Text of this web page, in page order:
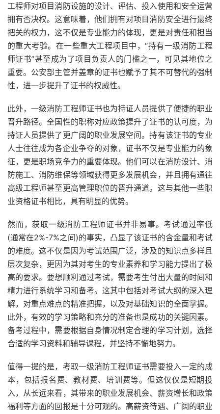
工程师对项目消防设施的设计、评估、投入使用和安全运营
拥有否决权。这意味着，他们拥有对项目消防安全进行最终
把关的权力，这不仅是专业能力的体现，更是对责任和担当
的重大考验。在一些重大工程项目中，“持有一级消防工程
师证书”甚至成为了项目负责人的门槛之一，可见其地位之
重要。公安部主管并盖章的证书也赋予了其不可替代的强制
性，进一步提升了证书的权威性。
此外，一级消防工程师证书也为持证人员提供了便捷的职业
晋升路径。全国性的职称对应政策提升了证书的认可度，为
持证人员提供了更广阔的职业发展空间。持有该证书的专业
人士往往成为各企业争夺的对象，证书不仅是专业能力的象
征，更是职场竞争力的重要体现。他们可以在消防设计、消
防施工、消防维保等领域获得更多发展机会，并且拥有通往
高级工程师甚至更高管理职位的晋升通道。这与其他一些职
业资格证书相比，具有明显的优势。
然而，获取一级消防工程师证书并非易事。考试通过率低
(通常在2%-7%之间)的事实，凸显了该证书的含金量和考试
的难度。这不仅是因为考试范围广泛，涉及的知识点多样且
层次复杂，更因为其对考生的专业素养和学习能力提出了极
高的要求。要想顺利通过考试，需要考生付出大量的时间和
精力进行系统学习和备考。这其中包括对考试大纲的深入理
解，对重点难点的精准把握，以及对基础知识的全面掌握。
此外，有效的学习策略和充分的准备也是成功的关键因素。
备考过程中，需要根据自身情况制定合理的学习计划，选择
合适的学习资料和辅导课程，并坚持不懈地努力。
值得一提的是，考取一级消防工程师证书需要投入一定的成
本，包括报名费、教材费、培训费等。但这仅仅是短期投
入，从长远来看，其带来的职业发展机会、薪资增长和政策
福利等方面的回报是十分可观的。高薪资待遇、广阔的职业